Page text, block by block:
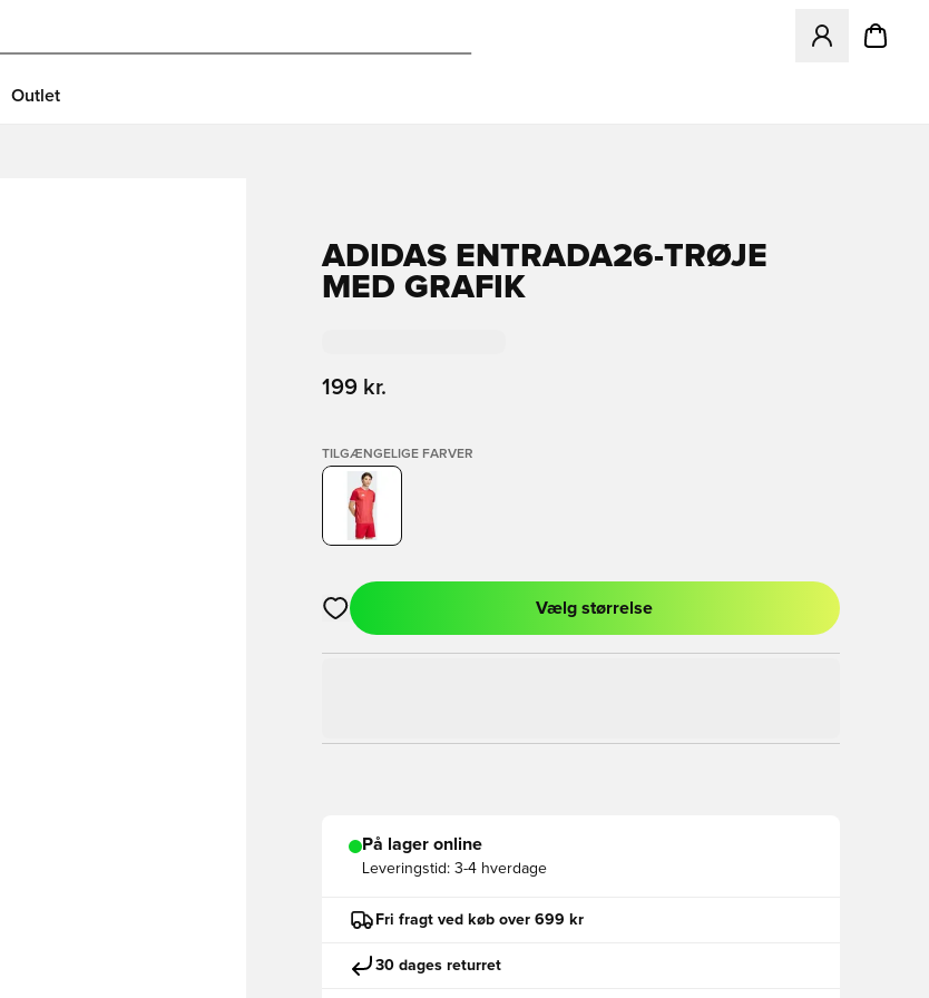
Åbner en
Outlet
ADIDAS ENTRADA26-TRØJE
MED GRAFIK
199 kr.
TILGÆNGELIGE FARVER
Åbner en Modal til at logge ind eller tilmelde dig som medlem
Vælg størrelse
På lager online
Leveringstid: 3-4 hverdage
Fri fragt ved køb over 699 kr
30 dages returret